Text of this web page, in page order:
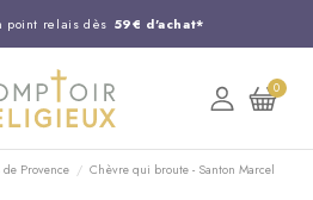
point relais dès 59€ d'achat*
familiale
au 03 20 24 74 15
expédition le jour même !
0
de Provence
Chèvre qui broute - Santon Marcel